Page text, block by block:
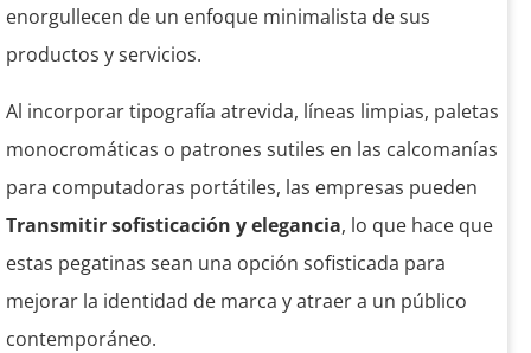
enorgullecen de un enfoque minimalista de sus
productos y servicios.
Al incorporar tipografía atrevida, líneas limpias, paletas
monocromáticas o patrones sutiles en las calcomanías
para computadoras portátiles, las empresas pueden
Transmitir sofisticación y elegancia, lo que hace que
estas pegatinas sean una opción sofisticada para
mejorar la identidad de marca y atraer a un público
contemporáneo.